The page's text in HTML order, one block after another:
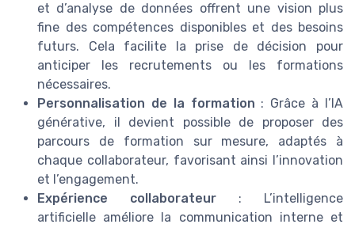
et d’analyse de données offrent une vision plus
fine des compétences disponibles et des besoins
futurs. Cela facilite la prise de décision pour
anticiper les recrutements ou les formations
nécessaires.
Personnalisation de la formation : Grâce à l’IA
générative, il devient possible de proposer des
parcours de formation sur mesure, adaptés à
chaque collaborateur, favorisant ainsi l’innovation
et l’engagement.
Expérience collaborateur : L’intelligence
artificielle améliore la communication interne et